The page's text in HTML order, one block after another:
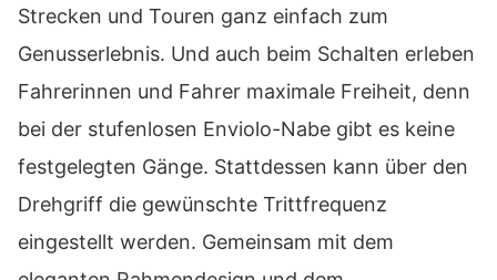
Strecken und Touren ganz einfach zum
Genusserlebnis. Und auch beim Schalten erleben
Fahrerinnen und Fahrer maximale Freiheit, denn
bei der stufenlosen Enviolo-Nabe gibt es keine
festgelegten Gänge. Stattdessen kann über den
Drehgriff die gewünschte Trittfrequenz
eingestellt werden. Gemeinsam mit dem